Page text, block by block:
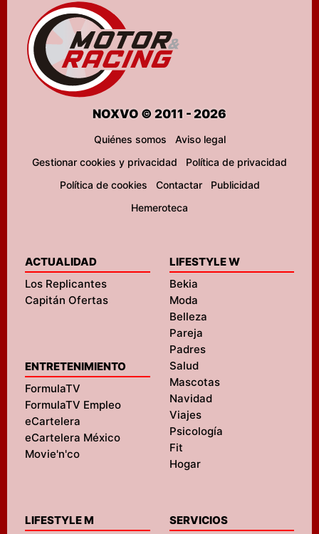
NOXVO © 2011 - 2026
Quiénes somos
Aviso legal
Gestionar cookies y privacidad
Política de privacidad
Política de cookies
Contactar
Publicidad
Hemeroteca
ACTUALIDAD
Los Replicantes
Capitán Ofertas
ENTRETENIMIENTO
FormulaTV
FormulaTV Empleo
eCartelera
eCartelera México
Movie'n'co
LIFESTYLE W
Bekia
Moda
Belleza
Pareja
Padres
Salud
Mascotas
Navidad
Viajes
Psicología
Fit
Hogar
LIFESTYLE M SERVICIOS